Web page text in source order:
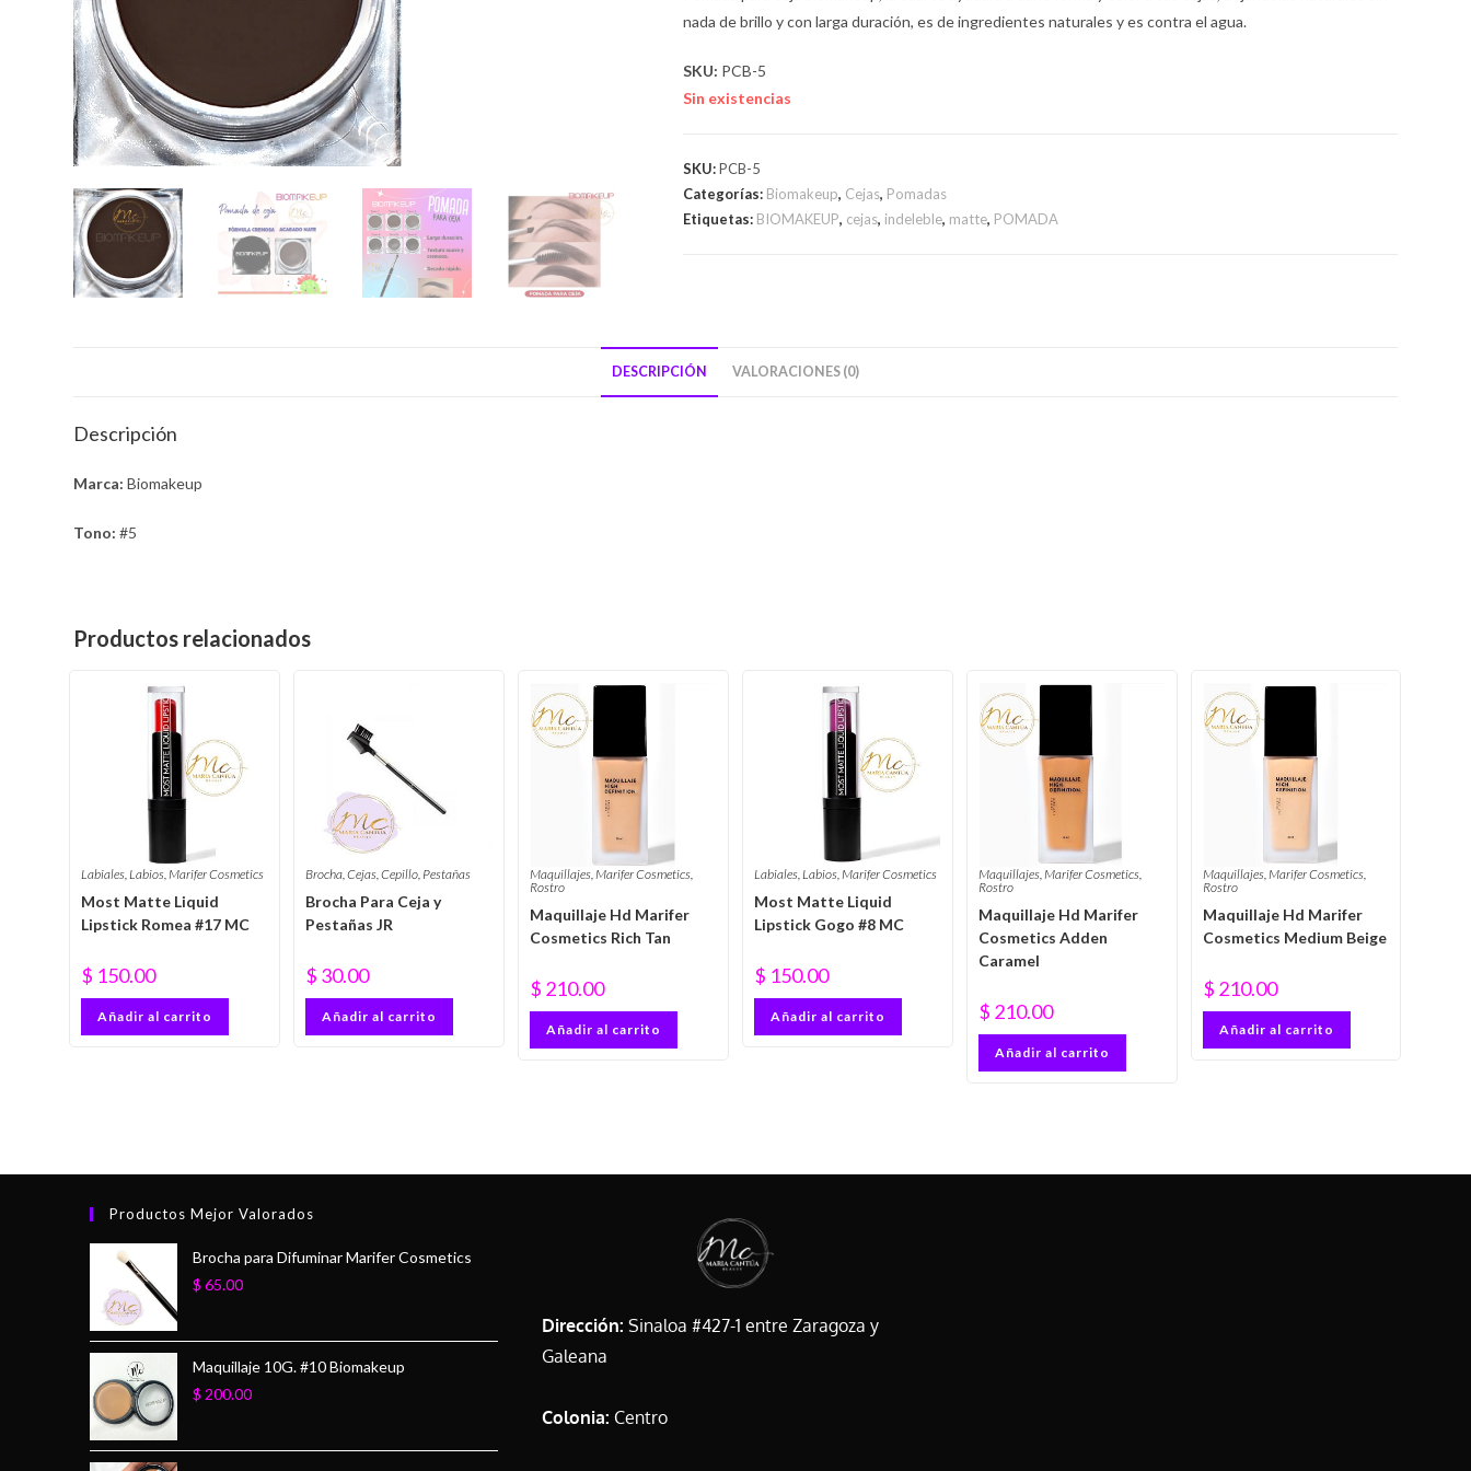
nada de brillo y con larga duración, es de ingredientes naturales y es contra el agua.
SKU: PCB-5
Sin existencias
SKU:PCB-5
Categorías: Biomakeup, Cejas, Pomadas
Etiquetas: BIOMAKEUP, cejas, indeleble, matte, POMADA
DESCRIPCIÓN VALORACIONES (0)
Descripción
Marca:Biomakeup
Tono:#5
Productos relacionados
Labiales,Labios,Marifer Cosmetics
Most Matte Liquid
Lipstick Romea #17 MC
$ 150.00
Añadir al carrito
Brocha ,Cejas ,Cepillo Pestañas
Brocha Para Ceja y
Pestañas JR
$ 30.00
Añadir al carrito
Maquillajes,Marifer Cosmetics,
Rostro
Maquillaje Hd Marifer
Cosmetics Rich Tan
$ 210.00
Añadir al carrito
Labiales,Labios,Marifer Cosmetics
Most Matte Liquid
Lipstick Gogo #8 MC
$ 150.00
Añadir al carrito
Maquillajes,Marifer Cosmetics,
Rostro
Maquillaje Hd Marifer
Cosmetics Adden
Caramel
$ 210.00
Añadir al carrito
Maquillajes,Marifer Cosmetics,
Rostro
Maquillaje Hd Marifer
Cosmetics Medium Beige
$ 210.00
Añadir al carrito
Productos Mejor Valorados
Brocha para Difuminar Marifer Cosmetics
$ 65.00
Maquillaje 10G. #10 Biomakeup
$ 200.00
Dirección: Sinaloa #427-1 entre Zaragoza y
Galeana
Colonia: Centro